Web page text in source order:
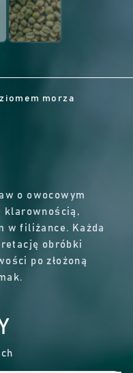
morza
o owocowym
klarownością,
w filiżance. Każda
obróbki
po złożoną